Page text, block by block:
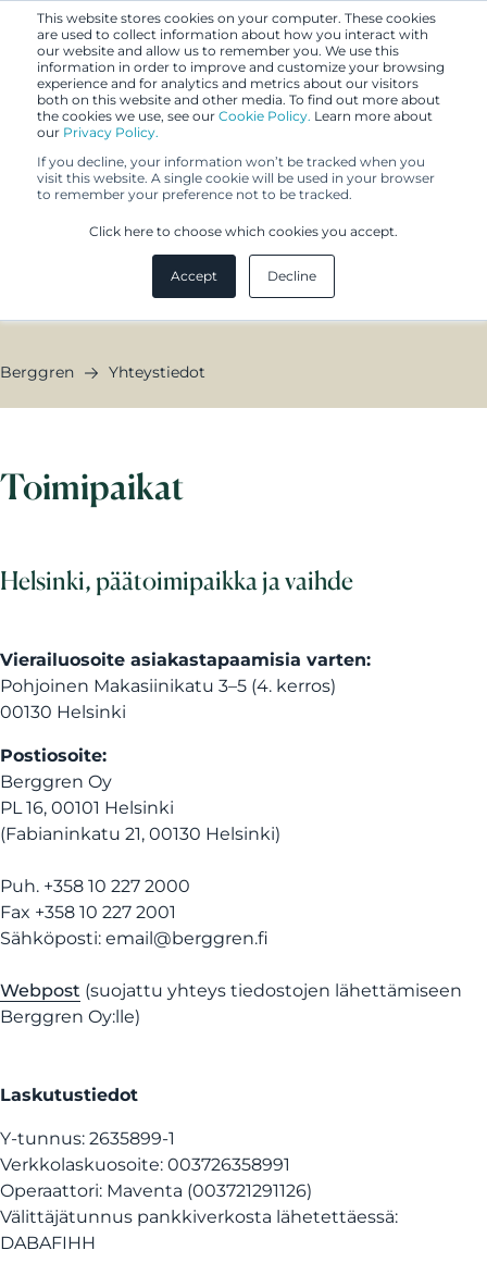
This website stores cookies on your computer. These cookies
are used to collect information about how you interact with
our website and allow us to remember you. We use this
information in order to improve and customize your browsing
experience and for analytics and metrics about our visitors
both on this website and other media. To find out more about
the cookies we use, see our Cookie Policy. Learn more about
our Privacy Policy.
If you decline, your information won’t be tracked when you
visit this website. A single cookie will be used in your browser
to remember your preference not to be tracked.
Click here to choose which cookies you accept.
Accept Decline
Yhteystiedot
Kotikenttämme on Euroopassa. Palvelemme
Berggren Yhteystiedot
Toimipaikat
Helsinki, päätoimipaikka ja vaihde
Vierailuosoite asiakastapaamisia varten:
Pohjoinen Makasiinikatu 3–5 (4. kerros)
00130 Helsinki
Postiosoite:
Berggren Oy
PL 16, 00101 Helsinki
(Fabianinkatu 21, 00130 Helsinki)
Puh. +358 10 227 2000
Fax +358 10 227 2001
Sähköposti: email@berggren.fi
Webpost (suojattu yhteys tiedostojen lähettämiseen
Berggren Oy:lle)
Laskutustiedot
Y-tunnus: 2635899-1
Verkkolaskuosoite: 003726358991
Operaattori: Maventa (003721291126)
Välittäjätunnus pankkiverkosta lähetettäessä:
DABAFIHH